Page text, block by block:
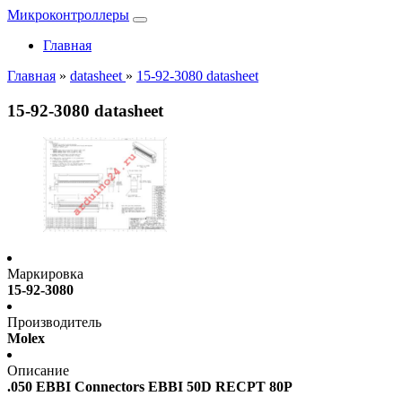
Микроконтроллеры
Главная
Главная » datasheet » 15-92-3080 datasheet
15-92-3080 datasheet
Маркировка
15-92-3080
Производитель
Molex
Описание
.050 EBBI Connectors EBBI 50D RECPT 80P